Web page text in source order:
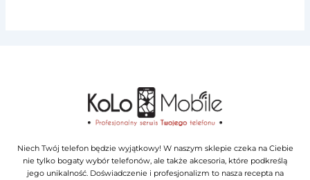
Niech Twój telefon będzie wyjątkowy! W naszym sklepie czeka na Ciebie
nie tylko bogaty wybór telefonów, ale także akcesoria, które podkreślą
jego unikalność. Doświadczenie i profesjonalizm to nasza recepta na